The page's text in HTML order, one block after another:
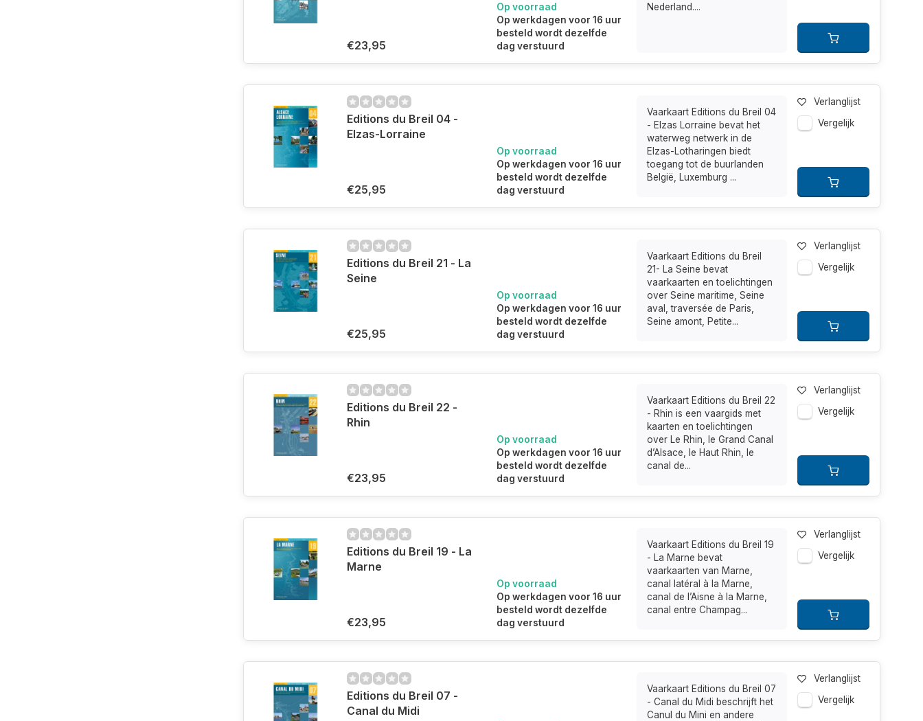
€23,95
Op voorraad
Op werkdagen voor 16 uur
besteld wordt dezelfde
dag verstuurd
Nederland....
Editions du Breil 04 -
Elzas-Lorraine
€25,95
Op voorraad
Op werkdagen voor 16 uur
besteld wordt dezelfde
dag verstuurd
Vaarkaart Editions du Breil 04
- Elzas Lorraine bevat het
waterweg netwerk in de
Elzas-Lotharingen biedt
toegang tot de buurlanden
België, Luxemburg ...
Verlanglijst
Vergelijk
Editions du Breil 21 - La
Seine
€25,95
Op voorraad
Op werkdagen voor 16 uur
besteld wordt dezelfde
dag verstuurd
Vaarkaart Editions du Breil
21- La Seine bevat
vaarkaarten en toelichtingen
over Seine maritime, Seine
aval, traversée de Paris,
Seine amont, Petite...
Verlanglijst
Vergelijk
Editions du Breil 22 -
Rhin
€23,95
Op voorraad
Op werkdagen voor 16 uur
besteld wordt dezelfde
dag verstuurd
Vaarkaart Editions du Breil 22
- Rhin is een vaargids met
kaarten en toelichtingen
over Le Rhin, le Grand Canal
d’Alsace, le Haut Rhin, le
canal de...
Verlanglijst
Vergelijk
Editions du Breil 19 - La
Marne
€23,95
Op voorraad
Op werkdagen voor 16 uur
besteld wordt dezelfde
dag verstuurd
Vaarkaart Editions du Breil 19
- La Marne bevat
vaarkaarten van Marne,
canal latéral à la Marne,
canal de l’Aisne à la Marne,
canal entre Champag...
Verlanglijst
Vergelijk
Editions du Breil 07 -
Canal du Midi
Vaarkaart Editions du Breil 07
- Canal du Midi beschrijft het
Canul du Mini en andere
Verlanglijst
Vergelijk